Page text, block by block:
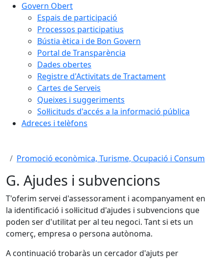
Govern Obert
Espais de participació
Processos participatius
Bústia ètica i de Bon Govern
Portal de Transparència
Dades obertes
Registre d'Activitats de Tractament
Cartes de Serveis
Queixes i suggeriments
Sol·licituds d'accés a la informació pública
Adreces i telèfons
Promoció econòmica, Turisme, Ocupació i Consum
G. Ajudes i subvencions
T'oferim servei d'assessorament i acompanyament en
la identificació i sol·licitud d'ajudes i subvencions que
poden ser d'utilitat per al teu negoci. Tant si ets un
comerç, empresa o persona autònoma.
A continuació trobaràs un cercador d'ajuts per